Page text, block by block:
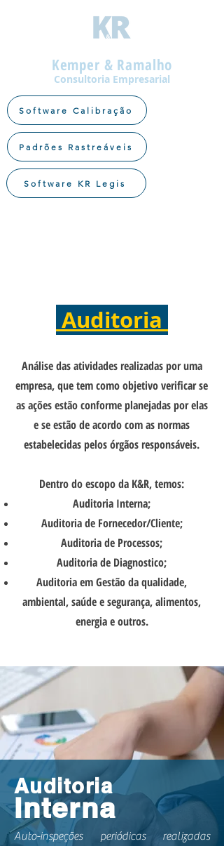
Kemper & Ramalho
Consultoria Empresarial
Software Calibração
Padrões Rastreáveis
Software KR Legis
Auditoria
Análise das atividades realizadas por uma
empresa, que tem como objetivo verificar se
as ações estão conforme planejadas por elas
e se estão de acordo com as normas
estabelecidas pelos órgãos responsáveis.
Dentro do escopo da K&R, temos:
Auditoria Interna;
Auditoria de Fornecedor/Cliente;
Auditoria de Processos;
Auditoria de Diagnostico;
Auditoria em Gestão da qualidade,
ambiental, saúde e segurança, alimentos,
energia e outros.
Auditoria
Interna
Auto-inspeções periódicas realizadas